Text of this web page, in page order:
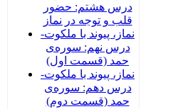
درس هشتم: حضور
قلب و توجه در نماز
نماز، پیوند با ملکوت-
درس نهم: سوره‌ی
حمد (قسمت اول)
نماز، پیوند با ملکوت-
درس دهم: سوره‌ی
حمد (قسمت دوم)